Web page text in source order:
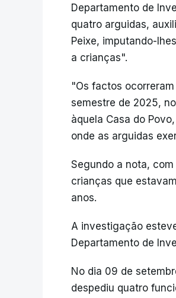
Departamento de
quatro arguidas,
Peixe, imputando-
a crianças".
"Os factos
semestre de 2025,
àquela Casa do
onde as arguidas
Segundo a nota,
crianças que
anos.
A investigação
Departamento de
No dia 09 de
despediu quatro